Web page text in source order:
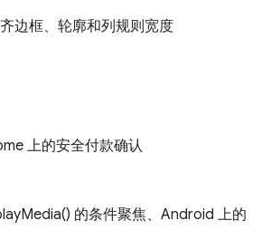
边框、轮廓和列规则宽度
上的安全付款确认
的条件聚焦、Android 上的